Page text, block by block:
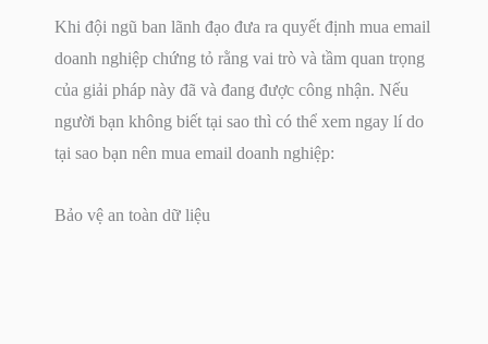
Khi đội ngũ ban lãnh đạo đưa ra quyết định mua email
doanh nghiệp chứng tỏ rằng vai trò và tầm quan trọng
của giải pháp này đã và đang được công nhận. Nếu
người bạn không biết tại sao thì có thể xem ngay lí do
tại sao bạn nên mua email doanh nghiệp:
Bảo vệ an toàn dữ liệu